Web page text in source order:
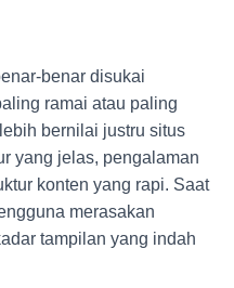
benar disukai
ramai atau paling
bernilai justru situs
yang jelas, pengalaman
konten yang rapi. Saat
merasakan
tampilan yang indah